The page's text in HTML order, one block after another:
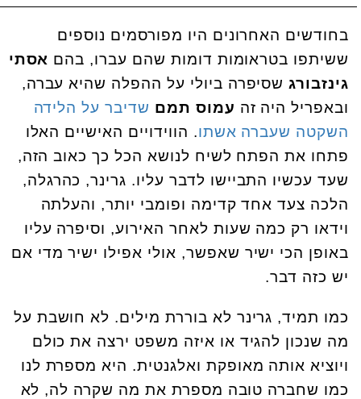
בחודשים האחרונים היו מפורסמים נוספים
ששיתפו בטראומות דומות שהם עברו, בהם אסתי
גינזבורג שסיפרה ביולי על ההפלה שהיא עברה,
ובאפריל היה זה עמוס תמם שדיבר על הלידה
השקטה שעברה אשתו. הווידויים האישיים האלו
פתחו את הפתח לשיח לנושא הכל כך כאוב הזה,
שעד עכשיו התביישו לדבר עליו. גרינר, כהרגלה,
הלכה צעד אחד קדימה ופומבי יותר, והעלתה
וידאו רק כמה שעות לאחר האירוע, וסיפרה עליו
באופן הכי ישיר שאפשר, אולי אפילו ישיר מדי אם
יש כזה דבר.
כמו תמיד, גרינר לא בוררת מילים. לא חושבת על
מה שנכון להגיד או איזה משפט ירצה את כולם
ויוציא אותה מאופקת ואלגנטית. היא מספרת לנו
כמו שחברה טובה מספרת את מה שקרה לה, לא